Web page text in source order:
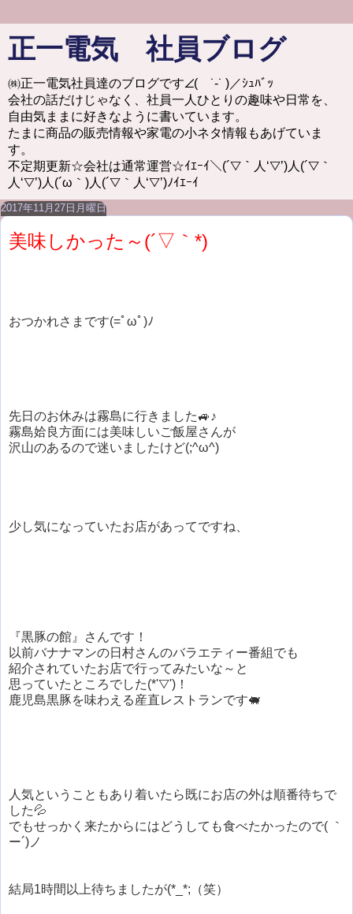
正一電気 社員ブログ
㈱正一電気社員達のブログです∠( ˙-˙ )／ｼｭﾊﾞｯ
会社の話だけじゃなく、社員一人ひとりの趣味や日常を、
自由気ままに好きなように書いています。
たまに商品の販売情報や家電の小ネタ情報もあげていま
す。
不定期更新☆会社は通常運営☆ｲｴｰｲ＼(´▽｀人‘▽’)人(´▽｀
人‘▽’)人(´ω｀)人(´▽｀人‘▽’)ﾉｲｴｰｲ
2017年11月27日月曜日
美味しかった～(´▽｀*)
おつかれさまです(=ﾟωﾟ)ﾉ
先日のお休みは霧島に行きました🚙♪
霧島姶良方面には美味しいご飯屋さんが
沢山のあるので迷いましたけど(;^ω^)
少し気になっていたお店があってですね、
『黒豚の館』さんです！
以前バナナマンの日村さんのバラエティー番組でも
紹介されていたお店で行ってみたいな～と
思っていたところでした(*'▽')！
鹿児島黒豚を味わえる産直レストランです🐖
人気ということもあり着いたら既にお店の外は順番待ちで
した💦
でもせっかく来たからにはどうしても食べたかったので( ｀
ー´)ノ
結局1時間以上待ちましたが(*_*;（笑）